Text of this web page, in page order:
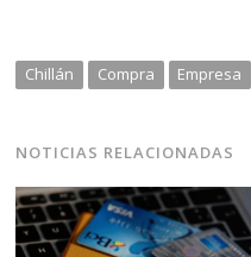
Chillán Compra Empresa
NOTICIAS RELACIONADAS